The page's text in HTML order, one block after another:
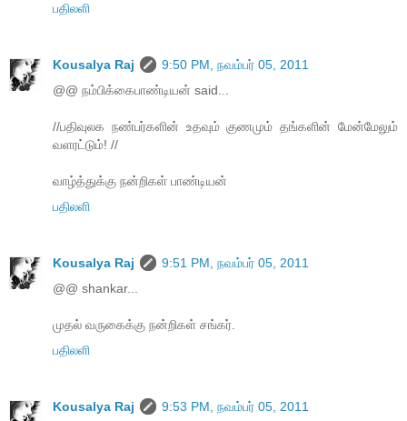
பதிலளி
Kousalya Raj
9:50 PM, நவம்பர் 05, 2011
@@ நம்பிக்கைபாண்டியன் said...
//பதிவுலக நண்பர்களின் உதவும் குணமும் தங்களின் மேன்மேலும்
வளரட்டும்! //
வாழ்த்துக்கு நன்றிகள் பாண்டியன்
பதிலளி
Kousalya Raj
9:51 PM, நவம்பர் 05, 2011
@@ shankar...
முதல் வருகைக்கு நன்றிகள் சங்கர்.
பதிலளி
Kousalya Raj
9:53 PM, நவம்பர் 05, 2011